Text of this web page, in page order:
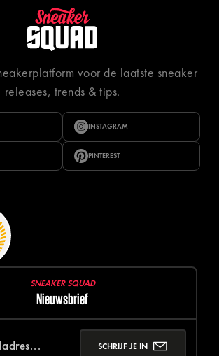
voor de laatste sneaker
releases, trends & tips.
INSTAGRAM
PINTEREST
SNEAKER SQUAD
Nieuwsbrief
SCHRIJF JE IN